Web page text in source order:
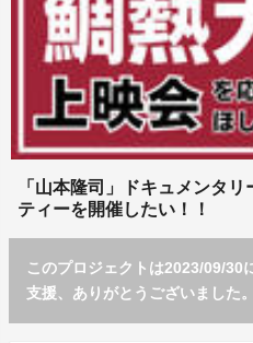
「山本隆司」ドキュメンタ
ティーを開催したい！！
このプロジェクトは2023/09/30
支援、ありがとうございました。